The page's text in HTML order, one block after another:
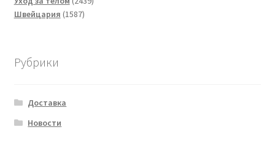
Швейцария 15871587
Рубрики
Доставка
Новости